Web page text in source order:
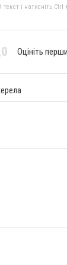
і натисніть
Оцініть